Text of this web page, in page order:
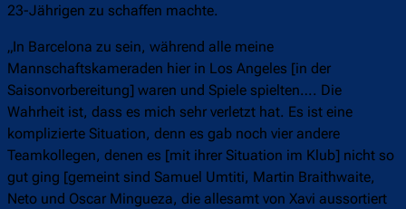
23-Jährigen zu schaffen machte.
„In Barcelona zu sein, während alle meine
Mannschaftskameraden hier in Los Angeles [in der
Saisonvorbereitung] waren und Spiele spielten…. Die
Wahrheit ist, dass es mich sehr verletzt hat. Es ist eine
komplizierte Situation, denn es gab noch vier andere
Teamkollegen, denen es [mit ihrer Situation im Klub] nicht so
gut ging [gemeint sind Samuel Umtiti, Martin Braithwaite,
Neto und Oscar Mingueza, die allesamt von Xavi aussortiert